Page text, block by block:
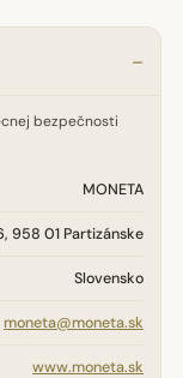
bezpečnosti
MONETA
958 01 Partizánske
Slovensko
moneta@moneta.sk
www.moneta.sk